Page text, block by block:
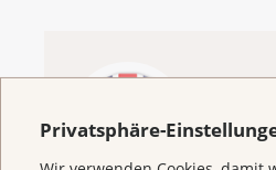
Privatsphäre-
Cancer
Basel